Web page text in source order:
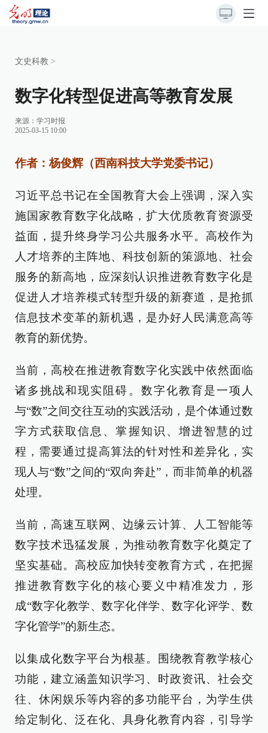
文史科教 >
数字化转型促进高等教育发展
来源： 学习时报
2025-03-15 10:00
作者：杨俊辉（西南科技大学党委书记）
习近平总书记在全国教育大会上强调，深入实
施国家教育数字化战略，扩大优质教育资源受
益面，提升终身学习公共服务水平。高校作为
人才培养的主阵地、科技创新的策源地、社会
服务的新高地，应深刻认识推进教育数字化是
促进人才培养模式转型升级的新赛道，是抢抓
信息技术变革的新机遇，是办好人民满意高等
教育的新优势。
当前，高校在推进教育数字化实践中依然面临
诸多挑战和现实阻碍。数字化教育是一项人
与“数”之间交往互动的实践活动，是个体通过数
字方式获取信息、掌握知识、增进智慧的过
程，需要通过提高算法的针对性和差异化，实
现人与“数”之间的“双向奔赴”，而非简单的机器
处理。
当前，高速互联网、边缘云计算、人工智能等
数字技术迅猛发展，为推动教育数字化奠定了
坚实基础。高校应加快转变教育方式，在把握
推进教育数字化的核心要义中精准发力，形
成“数字化教学、数字化伴学、数字化评学、数
字化管学”的新生态。
以集成化数字平台为根基。围绕教育教学核心
功能，建立涵盖知识学习、时政资讯、社会交
往、休闲娱乐等内容的多功能平台，为学生供
给定制化、泛在化、具身化教育内容，引导学